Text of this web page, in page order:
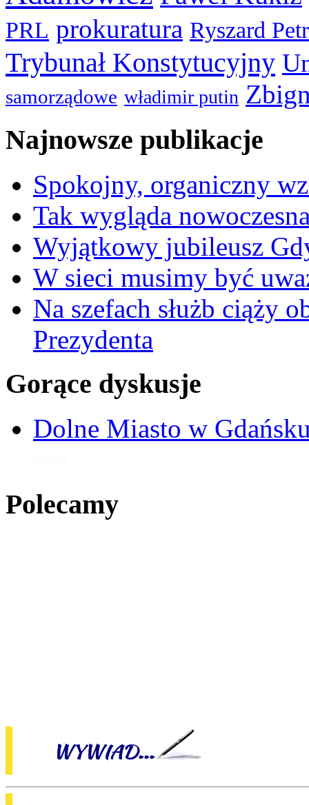
PRL prokuratura Ryszard
Trybunał Konstytucyjny
samorządowe władimir putin
Najnowsze publikacje
Spokojny, organiczny
Tak wygląda
Wyjątkowy jubileusz
W sieci musimy być
Na szefach służb ciąży
Prezydenta
Gorące dyskusje
Dolne Miasto w
Polecamy